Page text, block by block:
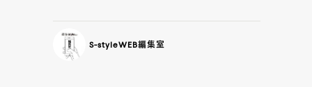
S-styleWEB編集室